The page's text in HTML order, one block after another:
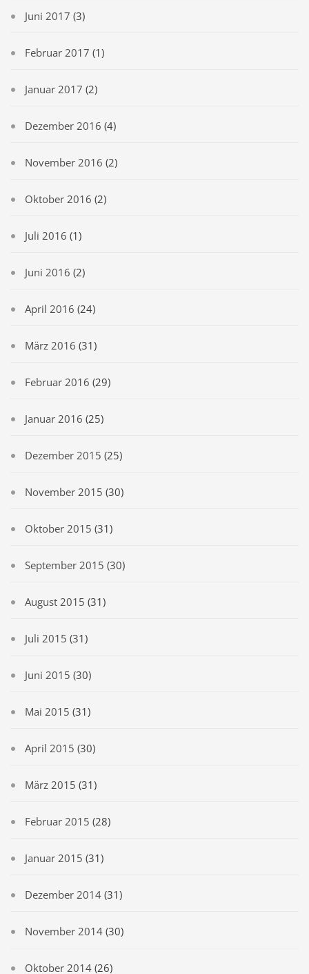
Juni 2017 (3)
Februar 2017 (1)
Januar 2017 (2)
Dezember 2016 (4)
November 2016 (2)
Oktober 2016 (2)
Juli 2016 (1)
Juni 2016 (2)
April 2016 (24)
März 2016 (31)
Februar 2016 (29)
Januar 2016 (25)
Dezember 2015 (25)
November 2015 (30)
Oktober 2015 (31)
September 2015 (30)
August 2015 (31)
Juli 2015 (31)
Juni 2015 (30)
Mai 2015 (31)
April 2015 (30)
März 2015 (31)
Februar 2015 (28)
Januar 2015 (31)
Dezember 2014 (31)
November 2014 (30)
Oktober 2014 (26)